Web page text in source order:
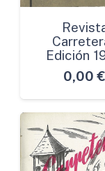
Edición
0,00 €